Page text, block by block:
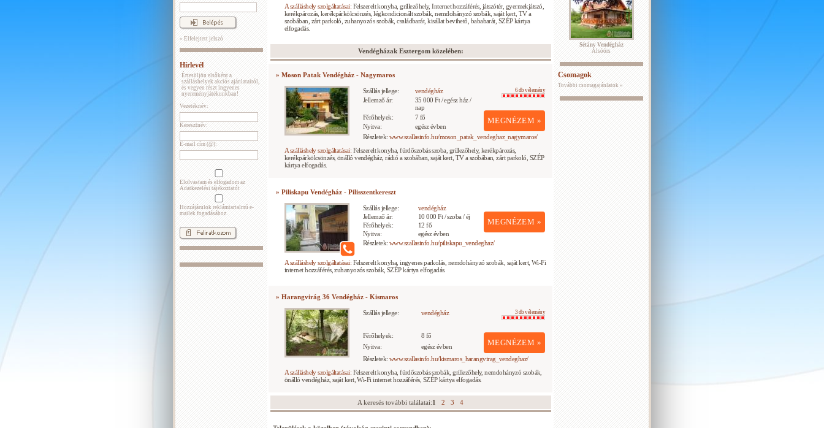
» Elfelejtett jelszó
Hírlevél
Értesüljön elsőként a
szálláshelyek akciós ajánlatairól,
és vegyen részt ingyenes
nyereményjátékunkban!
Vezetéknév:
Keresztnév:
E-mail cím (@):
Elolvastam és elfogadom az
Adatkezelési tájékoztatót
Hozzájárulok reklámtartalmú e-
mailek fogadásához.
A szálláshely szolgáltatásai: Felszerelt konyha, grillezőhely, Internet hozzáférés, játszótér, gyermekjátszó,
kerékpározás, kerékpárkölcsönzés, légkondicionált szobák, nemdohányzó szobák, saját kert, TV a
szobában, zárt parkoló, zuhanyozós szobák, családbarát, kisállat bevihető, bababarát, SZÉP kártya
elfogadás.
Vendégházak Esztergom közelében:
» Moson Patak Vendégház - Nagymaros
Szállás jellege: vendégház 6 db vélemény
MEGNÉZEM »
Jellemző ár:
35 000 Ft / egész ház /
nap
Férőhelyek:
7 fő
Nyitva:
egész évben
Részletek: www.szallasinfo.hu/moson_patak_vendeghaz_nagymaros/
A szálláshely szolgáltatásai: Felszerelt konyha, fürdőszobás szoba, grillezőhely, kerékpározás,
kerékpárkölcsönzés, önálló vendégház, rádió a szobában, saját kert, TV a szobában, zárt parkoló, SZÉP
kártya elfogadás.
» Piliskapu Vendégház - Pilisszentkereszt
Szállás jellege: vendégház
MEGNÉZEM »
Jellemző ár:
10 000 Ft / szoba / éj
Férőhelyek:
12 fő
Nyitva:
egész évben
Részletek: www.szallasinfo.hu/piliskapu_vendeghaz/
A szálláshely szolgáltatásai: Felszerelt konyha, ingyenes parkolás, nemdohányzó szobák, saját kert, Wi-Fi
internet hozzáférés, zuhanyozós szobák, SZÉP kártya elfogadás.
» Harangvirág 36 Vendégház - Kismaros
Szállás jellege: vendégház 3 db vélemény
MEGNÉZEM »
Férőhelyek:
8 fő
Nyitva:
egész évben
Részletek: www.szallasinfo.hu/kismaros_harangvirag_vendeghaz/
A szálláshely szolgáltatásai: Felszerelt konyha, fürdőszobás szobák, grillezőhely, nemdohányzó szobák,
önálló vendégház, saját kert, Wi-Fi internet hozzáférés, SZÉP kártya elfogadás.
A keresés további találatai:1 2 3 4
Sétány Vendégház
Alsóörs
Csomagok
További csomagajánlatok »